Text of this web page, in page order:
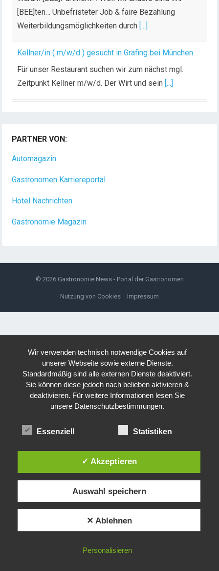
[BEE]ten… Unbefristeter Job & faire Bezahlung
Weiterbildungsmöglichkeiten durch [...]
Kellner/in ( m/w/d ) gesucht in Grafing bei München
Für unser Restaurant suchen wir zum nächst mgl.
Zeitpunkt Kellner m/w/d. Der Wirt und sein [...]
Dein Arbeitsplatz mit Urlaubsfeeling Chef de Rang
liebst[...]
PARTNER VON:
Automagazin
Gastronomen Karriereportal
Hotel Nachrichten
Gastronomie Magazin
© 2026 Gastronomie News - Portal der Gastronomen
Nutzung von Cookies Impressum
Wir verwenden technisch notwendige Cookies auf
unserer Webseite sowie externe Dienste.
Standardmäßig sind alle externen Dienste deaktiviert.
Sie können diese jedoch nach belieben aktivieren &
deaktivieren. Für weitere Informationen lesen Sie
unsere Datenschutzbestimmungen.
Essenziell Statistiken
✓ Akzeptieren
Auswahl speichern
✕ Ablehnen
Personalisieren